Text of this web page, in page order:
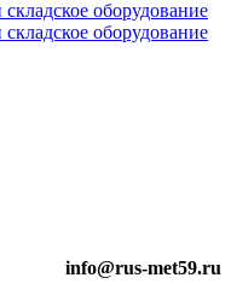
info@rus-met59.ru